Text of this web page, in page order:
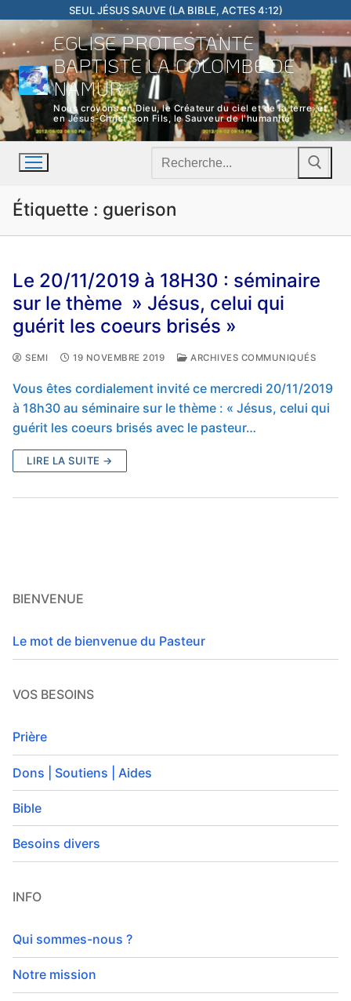
au
contenu
SEUL JÉSUS SAUVE (LA BIBLE, ACTES 4:12)
EGLISE PROTESTANTE
BAPTISTE LA COLOMBE DE
NAMUR
Nous croyons en Dieu, le Créateur du ciel et de la terre; et
en Jésus-Christ, son Fils, le Sauveur de l'humanité
Rechercher
Étiquette : guerison
Le 20/11/2019 à 18H30 : séminaire
sur le thème » Jésus, celui qui
guérit les coeurs brisés »
SEMI 19 NOVEMBRE 2019 ARCHIVES COMMUNIQUÉS
Vous êtes cordialement invité ce mercredi 20/11/2019
à 18h30 au séminaire sur le thème : « Jésus, celui qui
guérit les coeurs brisés avec le pasteur…
LIRE LA SUITE →
BIENVENUE
Le mot de bienvenue du Pasteur
VOS BESOINS
Prière
Dons | Soutiens | Aides
Bible
Besoins divers
INFO
Qui sommes-nous ?
Notre mission